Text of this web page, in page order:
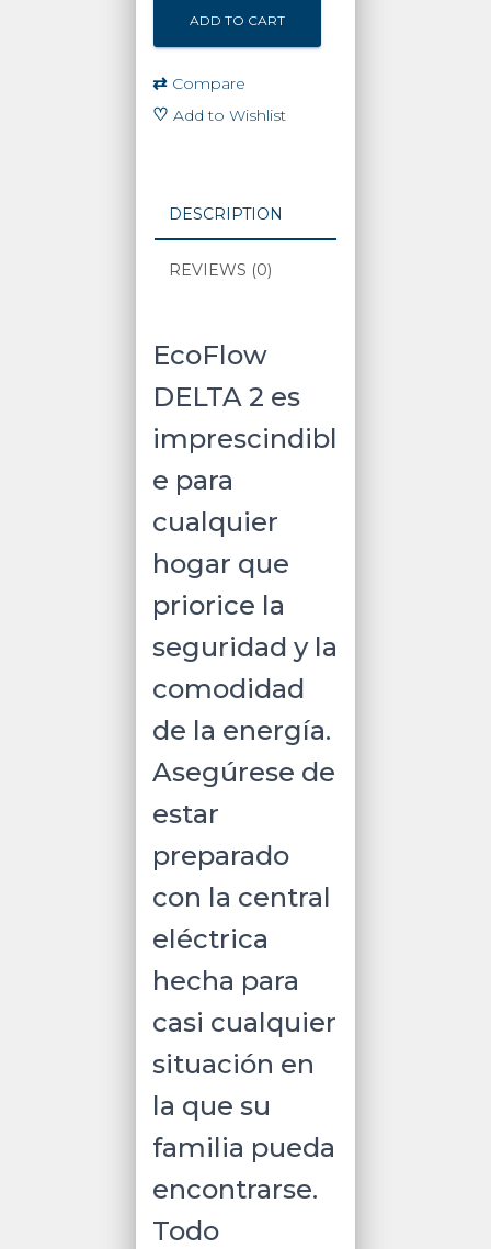
Estación
de
Energía
AC
/
2
USB-
100W
Capacidad
para
Aumentar
Respaldo
Cargador
Coche
10A
12.6V
Conectividad
WiFi
y
Bluetooth
(App)
/
Carga
Solar
500W
quantity
ADD TO CART
⇄ Compare
♡ Add to Wishlist
DESCRIPTION
REVIEWS (0)
EcoFlow
DELTA 2 es
imprescindibl
e para
cualquier
hogar que
priorice la
seguridad y la
comodidad
de la energía.
Asegúrese de
estar
preparado
con la central
eléctrica
hecha para
casi cualquier
situación en
la que su
familia pueda
encontrarse.
Todo